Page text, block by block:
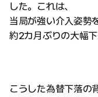
した。これは、
当局が強い介入姿勢
約2カ月ぶりの大幅下
こうした為替下落の